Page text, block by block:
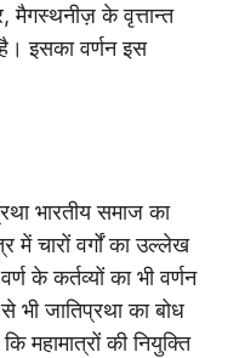
मैगस्थनीज़ के वृत्तान्त
इसका वर्णन इस
भारतीय समाज का
में चारों वर्गों का उल्लेख
के कर्तव्यों का भी वर्णन
जातिप्रथा का बोध
महामात्रों की नियुक्ति